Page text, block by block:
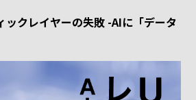
ックレイヤーの失敗 -AIに「データ